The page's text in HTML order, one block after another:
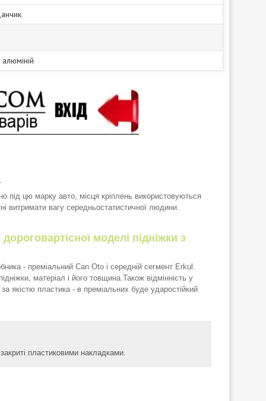
цю марку авто, місця кріплень використовуються
витримати вагу середньостатистичної людини.
моделі підніжки з
- преміальний Can Oto і середній сегмент Erkul.
матеріал і його товщина.Також відмінність у
якістю пластика - в преміальних буде ударостійкий
пластиковими накладками.